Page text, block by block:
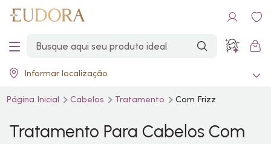
Informar localização
Página Inicial Cabelos Tratamento Com Frizz
Tratamento Para Cabelos Com